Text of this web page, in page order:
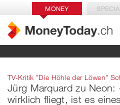
MONEY
TV-Kritik "Die Höhle der Löwen"
Jürg Marquard zu Neon:
wirklich fliegt, ist es